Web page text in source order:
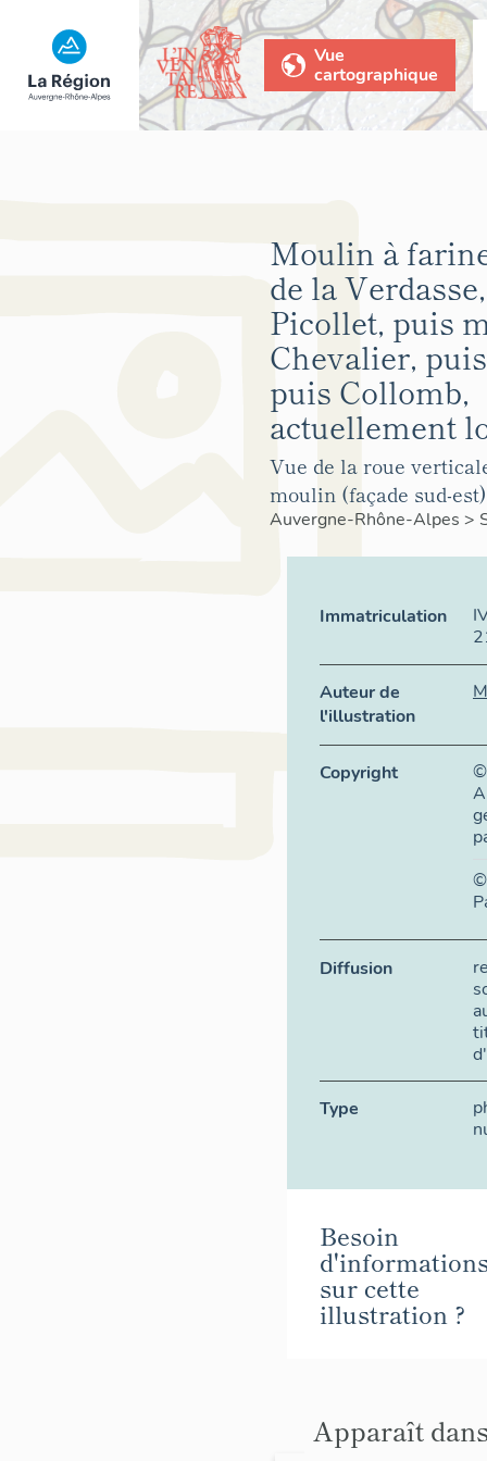
Vue
cartographique
Moulin à
de la
Picollet, puis
Chevalier,
puis Collomb,
actuellement
Vue de la roue
moulin (façade sud-
Auvergne-Rhône-Alpes >
Immatriculation
Auteur de
l'illustration
Copyright
©
Diffusion
Type
Besoin
sur cette
illustration ?
Apparaît